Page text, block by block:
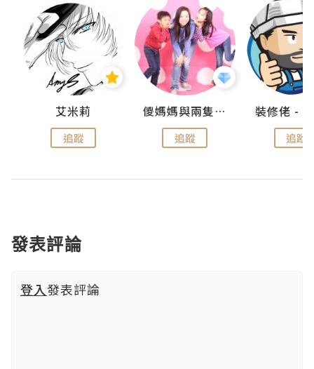
艾米莉
追蹤
儍媽媽與兩隻小魔怪之家
追蹤 追蹤
發表評論
登入發表評論